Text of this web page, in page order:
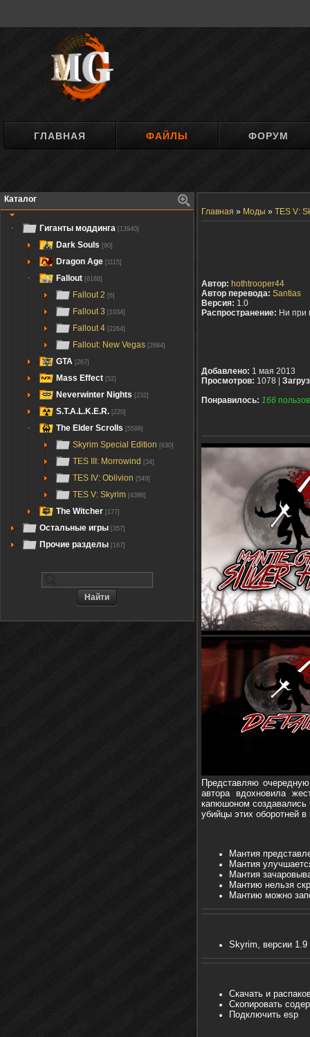
ГЛАВНАЯ ФАЙЛЫ ФОРУМ
Каталог
Гиганты моддинга [13940]
Dark Souls [90]
Dragon Age [1115]
Fallout [6188]
Fallout 2 [6]
Fallout 3 [1034]
Fallout 4 [2264]
Fallout: New Vegas [2884]
GTA [267]
Mass Effect [52]
Neverwinter Nights [232]
S.T.A.L.K.E.R. [220]
The Elder Scrolls [5599]
Skyrim Special Edition [630]
TES III: Morrowind [34]
TES IV: Oblivion [549]
TES V: Skyrim [4386]
The Witcher [177]
Остальные игры [357]
Прочие разделы [167]
Главная » Моды » TES V:
Автор: hothtrooper44
Автор перевода: Santias
Версия: 1.0
Распространение: Ни при
Добавлено: 1 мая 2013
Просмотров: 1078 |
Понравилось: 166
Представляю
автора вдохновила
капюшоном создавались
убийцы этих оборотней
Мантия
Мантия
Мантия
Мантию нельзя
Мантию можно
Skyrim, версии
Скачать и
Скопировать
Подключить esp